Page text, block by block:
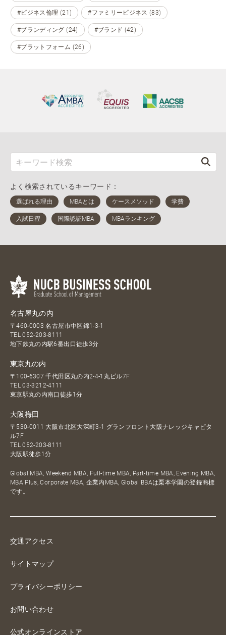
#ビジネス倫理 (21) #ファミリービジネス (83)
#ブランディング (24) #ブランド (42)
#プラットフォーム (26)
よく検索されているキーワード：
名古屋丸の内
〒460-0003 名古屋市中区錦1-3-1
TEL052-203-8111
地下鉄丸の内駅6番出口徒歩3分
東京丸の内
〒100-6307 千代田区丸の内2-4-1丸ビル7F
TEL03-3212-4111
東京駅丸の内南口徒歩1分
大阪梅田
〒530-0011 大阪市北区大深町3-1 グランフロント大阪ナレッジキャピタ
ル7F
TEL052-203-8111
大阪駅徒歩1分
Global MBA, Weekend MBA, Full-time MBA, Part-time MBA, Evening MBA,
MBA Plus, Corporate MBA, 企業内MBA, Global BBAは栗本学園の登録商標
です。
交通アクセス
サイトマップ
プライバシーポリシー
お問い合わせ
公式オンラインストア